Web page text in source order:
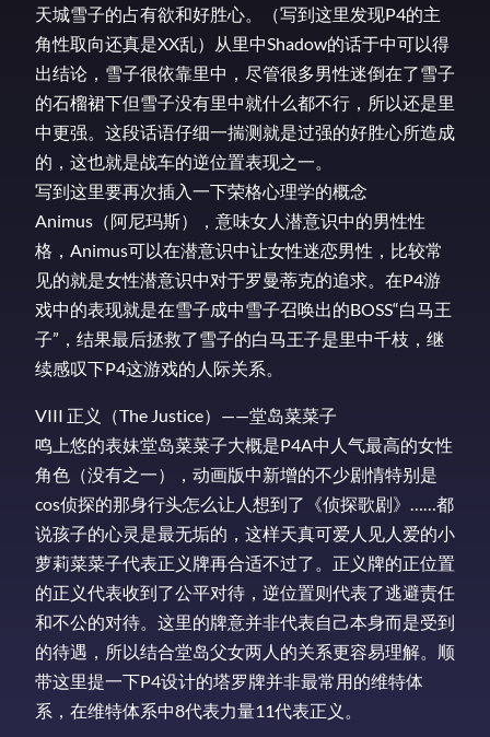
天城雪子的占有欲和好胜心。（写到这里发现P4的主
角性取向还真是XX乱）从里中Shadow的话于中可以得
出结论，雪子很依靠里中，尽管很多男性迷倒在了雪子
的石榴裙下但雪子没有里中就什么都不行，所以还是里
中更强。这段话语仔细一揣测就是过强的好胜心所造成
的，这也就是战车的逆位置表现之一。
写到这里要再次插入一下荣格心理学的概念
Animus（阿尼玛斯），意味女人潜意识中的男性性
格，Animus可以在潜意识中让女性迷恋男性，比较常
见的就是女性潜意识中对于罗曼蒂克的追求。在P4游
戏中的表现就是在雪子成中雪子召唤出的BOSS“白马王
子”，结果最后拯救了雪子的白马王子是里中千枝，继
续感叹下P4这游戏的人际关系。
VIII 正义（The Justice）——堂岛菜菜子
鸣上悠的表妹堂岛菜菜子大概是P4A中人气最高的女性
角色（没有之一），动画版中新增的不少剧情特别是
cos侦探的那身行头怎么让人想到了《侦探歌剧》……都
说孩子的心灵是最无垢的，这样天真可爱人见人爱的小
萝莉菜菜子代表正义牌再合适不过了。正义牌的正位置
的正义代表收到了公平对待，逆位置则代表了逃避责任
和不公的对待。这里的牌意并非代表自己本身而是受到
的待遇，所以结合堂岛父女两人的关系更容易理解。顺
带这里提一下P4设计的塔罗牌并非最常用的维特体
系，在维特体系中8代表力量11代表正义。